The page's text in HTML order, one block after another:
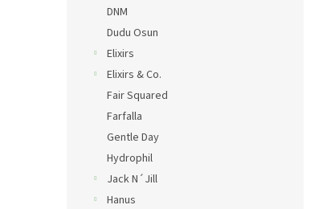
DNM
Dudu Osun
Elixirs
Elixirs & Co.
Fair Squared
Farfalla
Gentle Day
Hydrophil
Jack N´Jill
Hanus